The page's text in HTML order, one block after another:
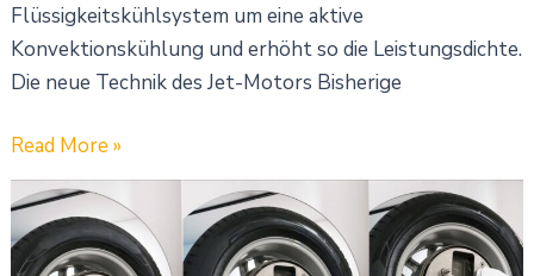
Flüssigkeitskühlsystem um eine aktive
Konvektionskühlung und erhöht so die Leistungsdichte.
Die neue Technik des Jet-Motors Bisherige
Read More »
„Uni
Wheel“:
Hyundai